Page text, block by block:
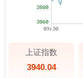
上证指数
3940.04